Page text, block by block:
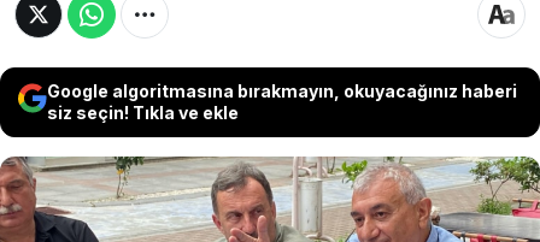
Google algoritmasına bırakmayın, okuyacağınız haberi
siz seçin! Tıkla ve ekle